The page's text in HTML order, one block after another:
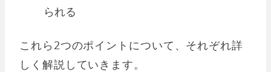
られる
これら2つのポイントについて、それぞれ詳
しく解説していきます。